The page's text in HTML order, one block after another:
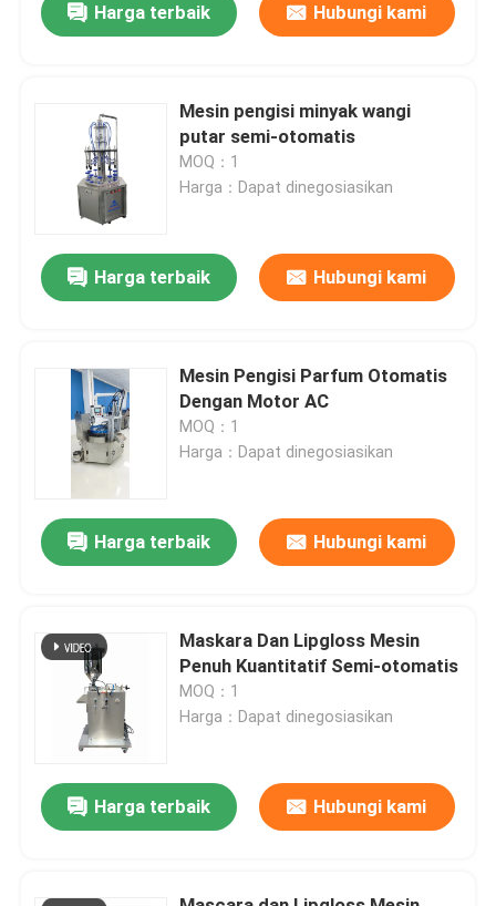
Rumah
Video
Tentang kita
Wisata pabrik
Quote request suatu
Lini Produksi Lipstik
Mesin pengisi lip gloss otomatis
Mesin Pengisi Mascara
Harga terbaik Hubungi kami
Mesin pengisi minyak wangi
putar semi-otomatis
MOQ：1
Harga：Dapat dinegosiasikan
Harga terbaik Hubungi kami
Mesin Pengisi Parfum Otomatis
Dengan Motor AC
MOQ：1
Harga：Dapat dinegosiasikan
Harga terbaik Hubungi kami
Maskara Dan Lipgloss Mesin
Penuh Kuantitatif Semi-otomatis
MOQ：1
Harga：Dapat dinegosiasikan
Harga terbaik Hubungi kami